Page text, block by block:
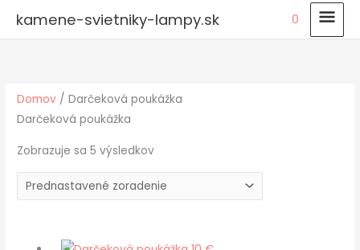
kamene-svietniky-lampy.sk 0
Domov / Darčeková poukážka
Darčeková poukážka
Zobrazuje sa 5 výsledkov